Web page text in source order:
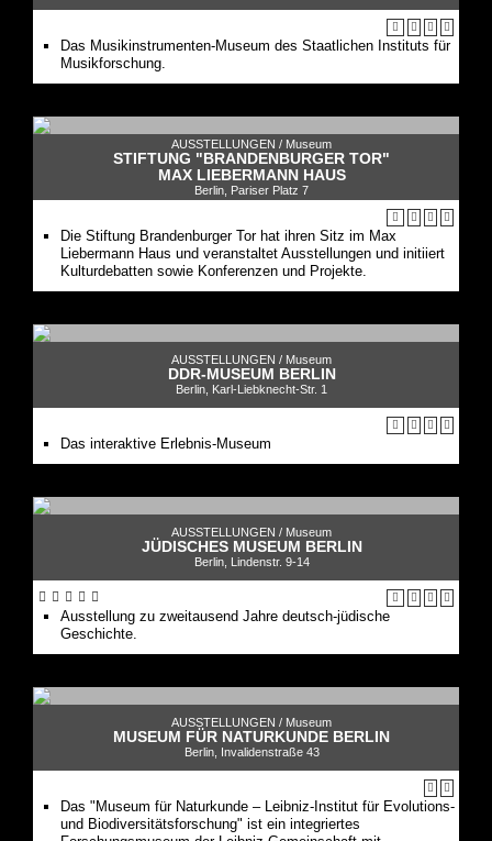
Das Musikinstrumenten-Museum des Staatlichen Instituts für
Musikforschung.
AUSSTELLUNGEN / Museum
STIFTUNG "BRANDENBURGER TOR"
MAX LIEBERMANN HAUS
Berlin, Pariser Platz 7
Die Stiftung Brandenburger Tor hat ihren Sitz im Max
Liebermann Haus und veranstaltet Ausstellungen und initiiert
Kulturdebatten sowie Konferenzen und Projekte.
AUSSTELLUNGEN / Museum
DDR-MUSEUM BERLIN
Berlin, Karl-Liebknecht-Str. 1
Das interaktive Erlebnis-Museum
AUSSTELLUNGEN / Museum
JÜDISCHES MUSEUM BERLIN
Berlin, Lindenstr. 9-14
Ausstellung zu zweitausend Jahre deutsch-jüdische
Geschichte.
AUSSTELLUNGEN / Museum
MUSEUM FÜR NATURKUNDE BERLIN
Berlin, Invalidenstraße 43
Das "Museum für Naturkunde – Leibniz-Institut für Evolutions-
und Biodiversitätsforschung" ist ein integriertes